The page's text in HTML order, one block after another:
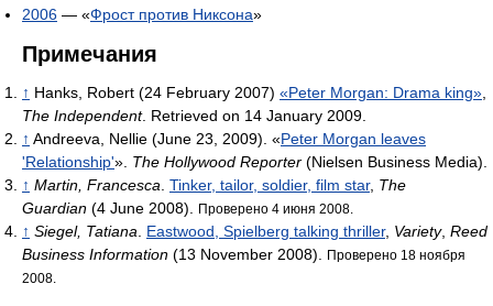
2006 — «Фрост против Никсона»
Примечания
↑ Hanks, Robert (24 February 2007) «Peter Morgan: Drama king»,
The Independent. Retrieved on 14 January 2009.
↑ Andreeva, Nellie (June 23, 2009). «Peter Morgan leaves
'Relationship'». The Hollywood Reporter (Nielsen Business Media).
↑ Martin, Francesca. Tinker, tailor, soldier, film star, The
Guardian (4 June 2008). Проверено 4 июня 2008.
↑ Siegel, Tatiana. Eastwood, Spielberg talking thriller, Variety, Reed
Business Information (13 November 2008). Проверено 18 ноября
2008.